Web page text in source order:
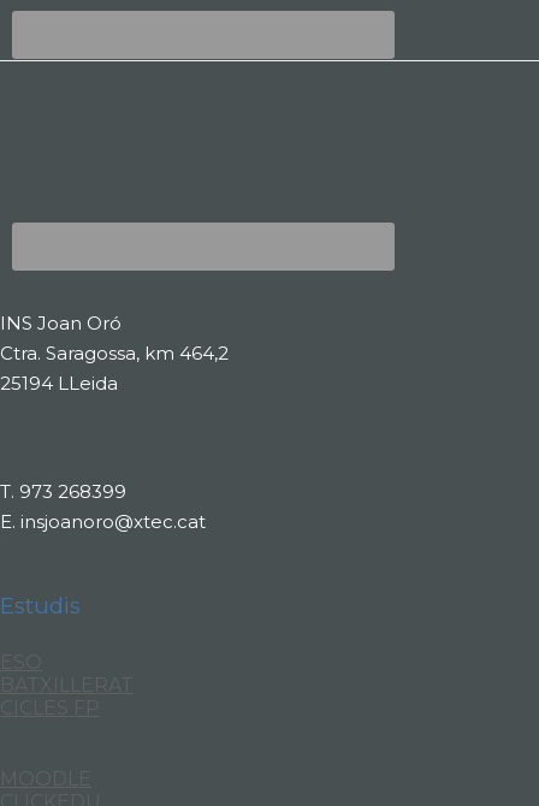
INS Joan Oró
Ctra. Saragossa, km 464,2
25194 LLeida
T. 973 268399
E. insjoanoro@xtec.cat
Estudis
BATXILLERAT